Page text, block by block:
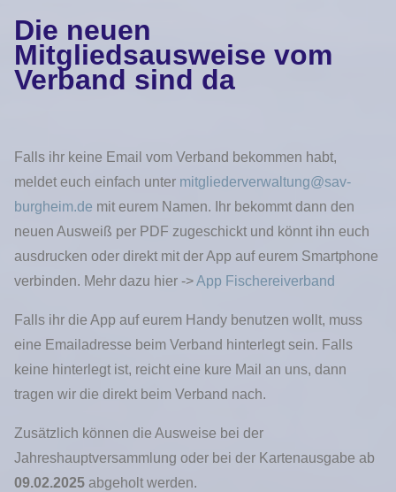
Die neuen
Mitgliedsausweise vom
Verband sind da
Falls ihr keine Email vom Verband bekommen habt,
meldet euch einfach unter mitgliederverwaltung@sav-
burgheim.de mit eurem Namen. Ihr bekommt dann den
neuen Ausweiß per PDF zugeschickt und könnt ihn euch
ausdrucken oder direkt mit der App auf eurem Smartphone
verbinden. Mehr dazu hier ->App Fischereiverband
Falls ihr die App auf eurem Handy benutzen wollt, muss
eine Emailadresse beim Verband hinterlegt sein. Falls
keine hinterlegt ist, reicht eine kure Mail an uns, dann
tragen wir die direkt beim Verband nach.
Zusätzlich können die Ausweise bei der
Jahreshauptversammlung oder bei der Kartenausgabe ab
09.02.2025 abgeholt werden.